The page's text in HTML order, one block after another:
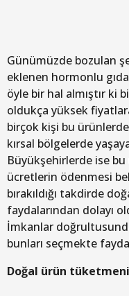
Günümüzde bozulan
eklenen hormonlu
öyle bir hal almıştır ki
oldukça yüksek
birçok kişi bu
kırsal bölgelerde
Büyükşehirlerde ise
ücretlerin ödenmesi
bırakıldığı takdirde
faydalarından dolayı
İmkanlar
bunları seçmekte
Doğal ürün